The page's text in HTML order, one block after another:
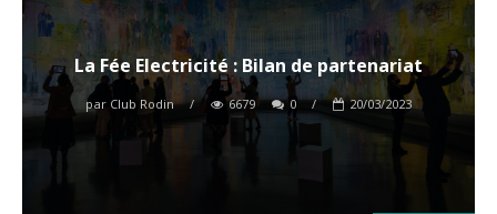
La Fée Electricité : Bilan de partenariat
par Club Rodin / 6679 0 / 20/03/2023